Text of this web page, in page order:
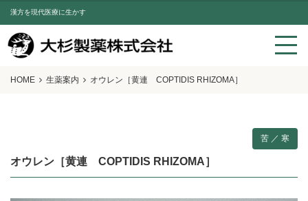
漢方を現代医療に生かす
HOME 生薬案内 オウレン［黄連 COPTIDIS RHIZOMA］
苦 ／ 寒
オウレン［黄連 COPTIDIS RHIZOMA］